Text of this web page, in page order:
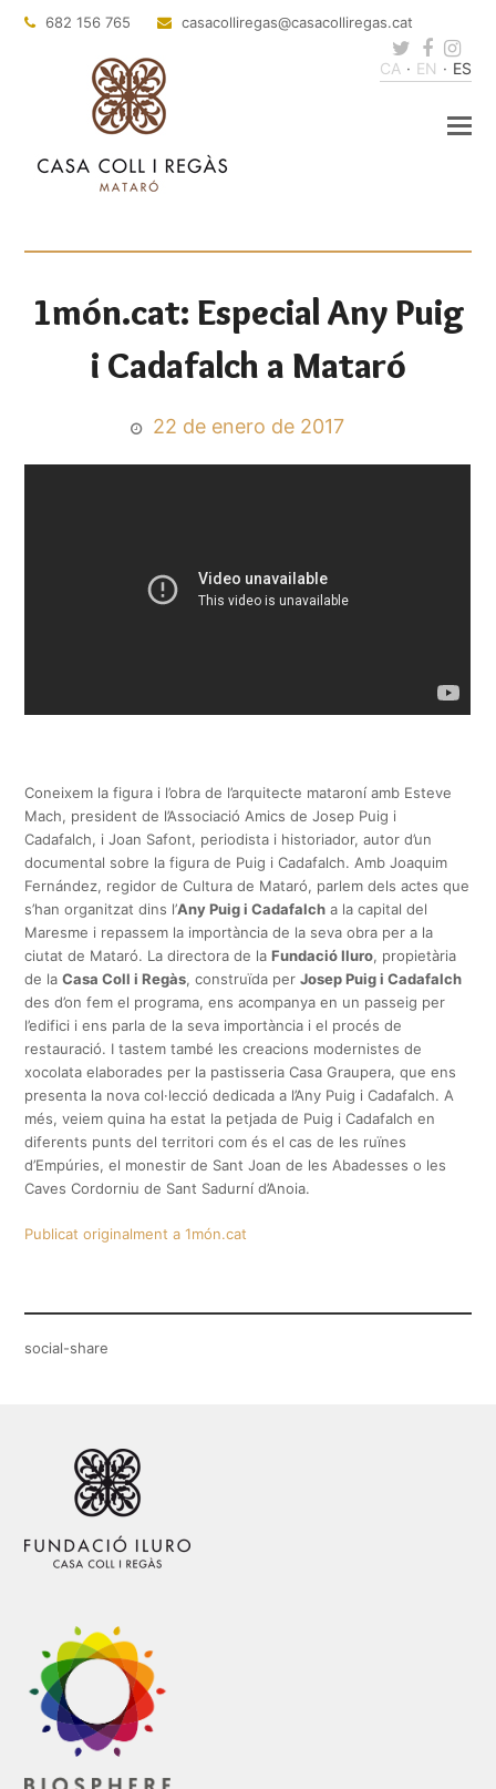
682 156 765 casacolliregas@casacolliregas.cat
Twitter
CA EN ES
1món.cat: Especial Any Puig
i Cadafalch a Mataró
22 de enero de 2017
Coneixem la figura i l’obra de l’arquitecte mataroní amb Esteve
Mach, president de l’Associació Amics de Josep Puig i
Cadafalch, i Joan Safont, periodista i historiador, autor d’un
documental sobre la figura de Puig i Cadafalch. Amb Joaquim
Fernández, regidor de Cultura de Mataró, parlem dels actes que
s’han organitzat dins l’Any Puig i Cadafalch a la capital del
Maresme i repassem la importància de la seva obra per a la
ciutat de Mataró. La directora de laFundació Iluro, propietària
de laCasa Coll i Regàs, construïda perJosep Puig i Cadafalch
des d’on fem el programa, ens acompanya en un passeig per
l’edifici i ens parla de la seva importància i el procés de
restauració. I tastem també les creacions modernistes de
xocolata elaborades per la pastisseria Casa Graupera, que ens
presenta la nova col·lecció dedicada a l’Any Puig i Cadafalch. A
més, veiem quina ha estat la petjada de Puig i Cadafalch en
diferents punts del territori com és el cas de les ruïnes
d’Empúries, el monestir de Sant Joan de les Abadesses o les
Caves Cordorniu de Sant Sadurní d’Anoia.
Publicat originalment a 1món.cat
social-share